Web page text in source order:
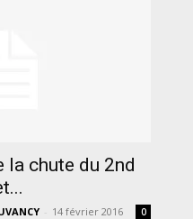
la chute du 2nd
- 14 février 2016 0